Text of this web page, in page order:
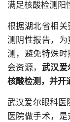
满足核酸检测阳
根据湖北省相
测阴性报告，
测，避免特殊
会资源， 武汉
核酸检测，并开
武汉爱尔眼科医
医院做手术，